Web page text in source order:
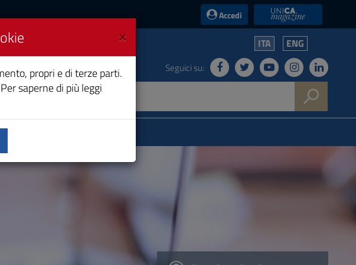
Accedi UniCA News
ITA ENG
Seguici su:
×
propri e di terze parti.
saperne di più leggi